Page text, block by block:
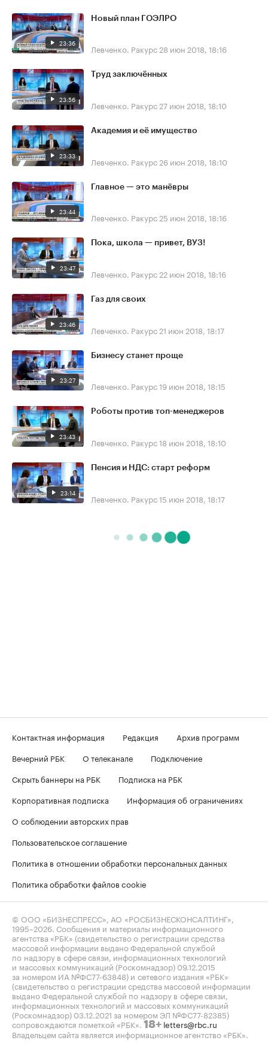
23:36
Новый план ГОЭЛРО
Левченко. Ракурс 28 июн 2018, 18:16
23:56
Труд заключённых
Левченко. Ракурс 27 июн 2018, 18:10
23:33
Академия и её имущество
Левченко. Ракурс 26 июн 2018, 18:10
23:44
Главное — это манёвры
Левченко. Ракурс 25 июн 2018, 18:16
23:47
Пока, школа — привет, ВУЗ!
Левченко. Ракурс 22 июн 2018, 18:16
23:46
Газ для своих
Левченко. Ракурс 21 июн 2018, 18:17
23:27
Бизнесу станет проще
Левченко. Ракурс19 июн 2018, 18:15
23:43
Роботы против топ-менеджеров
Левченко. Ракурс18 июн 2018, 18:10
23:14
Пенсия и НДС: старт реформ
Левченко. Ракурс15 июн 2018, 18:17
Контактная информация Редакция
Архив программ
Вечерний РБК
О телеканале
Подключение
Скрыть баннеры на РБК
Подписка на РБК
Корпоративная подписка
Информация об ограничениях
О соблюдении авторских прав
Пользовательское соглашение
Политика в отношении обработки персональных данных
Политика обработки файлов cookie
© ООО «БИЗНЕСПРЕСС», АО «РОСБИЗНЕСКОНСАЛТИНГ»,
1995–2026 . Сообщения и материалы информационного
агентства «РБК» (свидетельство о регистрации средства
массовой информации выдано Федеральной службой
по надзору в сфере связи, информационных технологий
и массовых коммуникаций (Роскомнадзор) 09.12.2015
за номером ИА №ФС77-63848) и сетевого издания «РБК»
(свидетельство о регистрации средства массовой информации
выдано Федеральной службой по надзору в сфере связи,
информационных технологий и массовых коммуникаций
(Роскомнадзор) 03.12.2021 за номером ЭЛ №ФС77-82385)
сопровождаются пометкой «РБК». 18+ letters@rbc.ru
Владельцем сайта является информационное агентство «РБК».